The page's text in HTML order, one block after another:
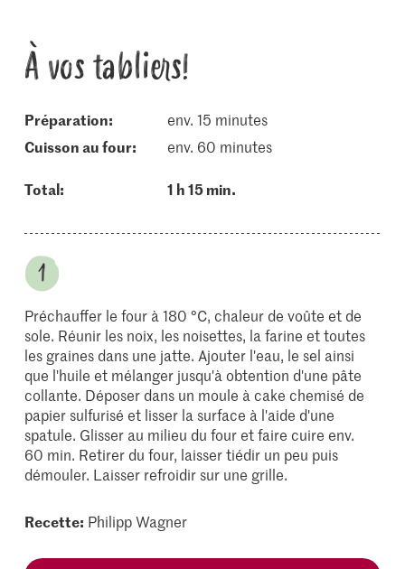
À vos tabliers!
Préparation:
env. 15 minutes
cuisson au four:
env. 60 minutes
Total: 1 h 15 min.
Préchauffer le four à 180 °C, chaleur de voûte et de
sole. Réunir les noix, les noisettes, la farine et toutes
les graines dans une jatte. Ajouter l'eau, le sel ainsi
que l'huile et mélanger jusqu'à obtention d'une pâte
collante. Déposer dans un moule à cake chemisé de
papier sulfurisé et lisser la surface à l'aide d'une
spatule. Glisser au milieu du four et faire cuire env.
60 min. Retirer du four, laisser tiédir un peu puis
démouler. Laisser refroidir sur une grille.
Recette: Philipp Wagner